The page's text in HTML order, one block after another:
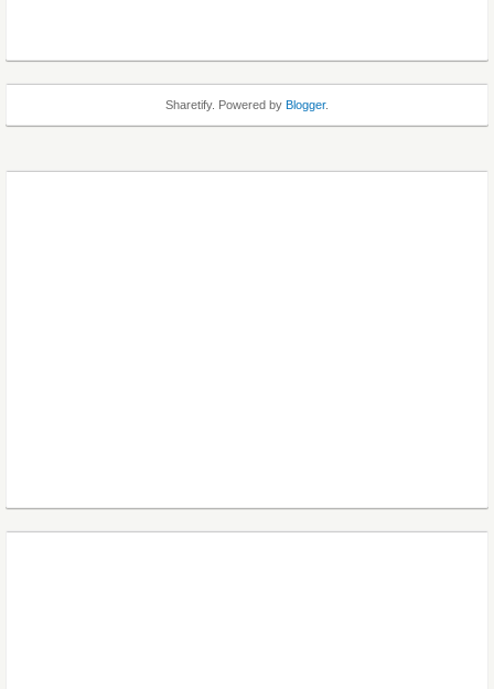
Sharetify. Powered by Blogger.